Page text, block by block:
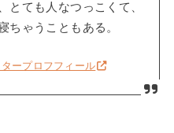
とても人なつっこくて、
ちゃうこともある。
ープロフフィール